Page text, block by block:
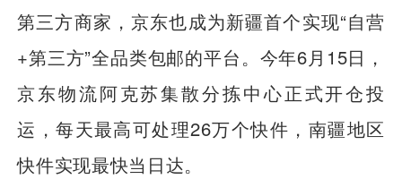
第三方商家，京东也成为新疆首个实现“自营
+第三方”全品类包邮的平台。今年6月15日，
京东物流阿克苏集散分拣中心正式开仓投
运，每天最高可处理26万个快件，南疆地区
快件实现最快当日达。